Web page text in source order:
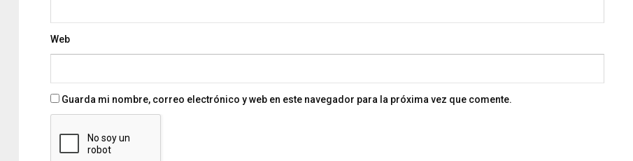
Web
Guarda mi nombre, correo electrónico y web en este navegador para la próxima vez que comente.